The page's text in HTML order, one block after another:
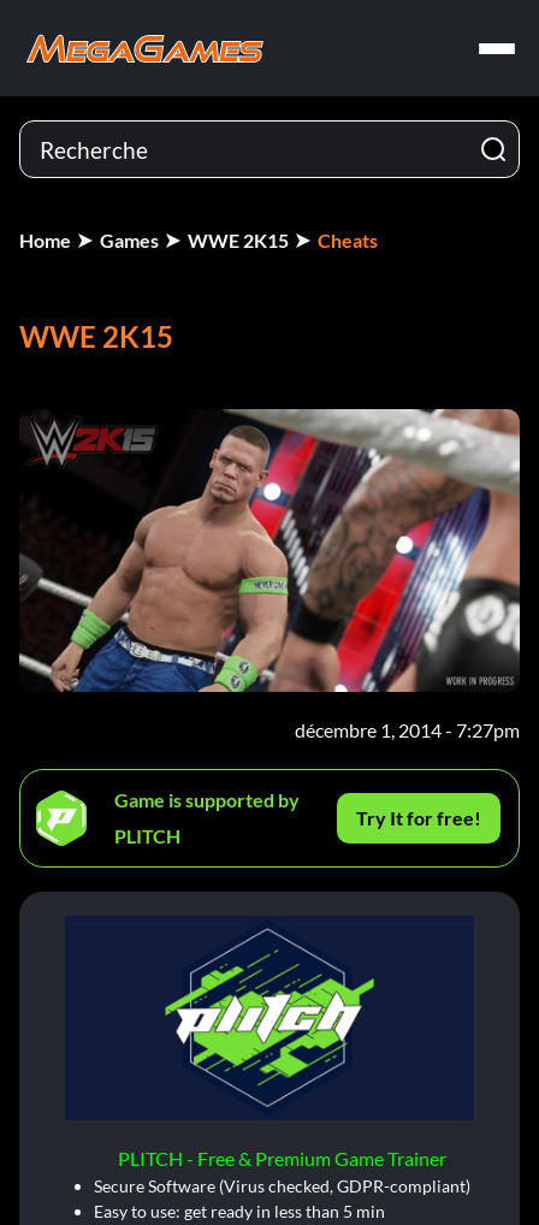
Home Games WWE 2K15 Cheats
WWE 2K15
décembre 1, 2014 - 7:27pm
Game is supported by
PLITCH
Try It for free!
PLITCH - Free & Premium Game Trainer
Secure Software (Virus checked, GDPR-compliant)
Easy to use: get ready in less than 5 min